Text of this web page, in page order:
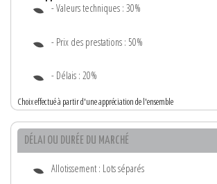
- Valeurs techniques : 30%
- Prix des prestations : 50%
- Délais : 20%
Choix effectué à partir d'une appréciation de l'ensemble
DÉLAI OU DURÉE DU MARCHÉ
Allotissement : Lots séparés